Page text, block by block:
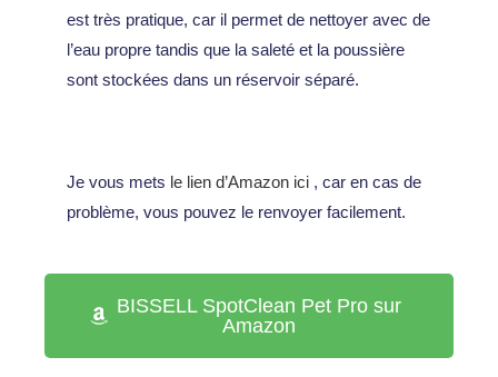
est très pratique, car il permet de nettoyer avec de
l’eau propre tandis que la saleté et la poussière
sont stockées dans un réservoir séparé.
Je vous mets le lien d’Amazon ici , car en cas de
problème, vous pouvez le renvoyer facilement.
BISSELL SpotClean Pet Pro sur
Amazon